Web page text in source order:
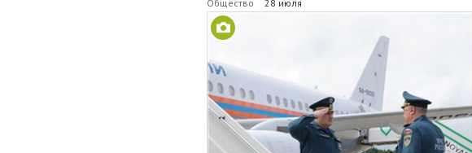
Общество 28 июля